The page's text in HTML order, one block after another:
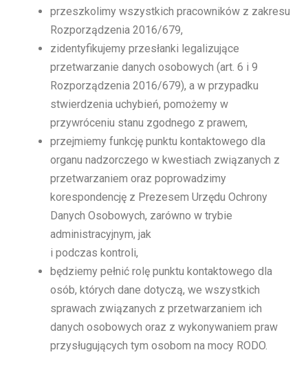
przeszkolimy wszystkich pracowników z zakresu
Rozporządzenia 2016/679,
zidentyfikujemy przesłanki legalizujące
przetwarzanie danych osobowych (art. 6 i 9
Rozporządzenia 2016/679), a w przypadku
stwierdzenia uchybień, pomożemy w
przywróceniu stanu zgodnego z prawem,
przejmiemy funkcję punktu kontaktowego dla
organu nadzorczego w kwestiach związanych z
przetwarzaniem oraz poprowadzimy
korespondencję z Prezesem Urzędu Ochrony
Danych Osobowych, zarówno w trybie
administracyjnym, jak
i podczas kontroli,
będziemy pełnić rolę punktu kontaktowego dla
osób, których dane dotyczą, we wszystkich
sprawach związanych z przetwarzaniem ich
danych osobowych oraz z wykonywaniem praw
przysługujących tym osobom na mocy RODO.